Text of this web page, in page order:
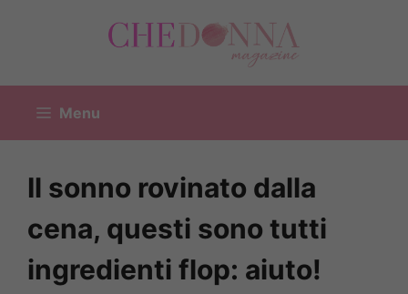
Menu
Il sonno rovinato dalla
cena, questi sono tutti
ingredienti flop: aiuto!